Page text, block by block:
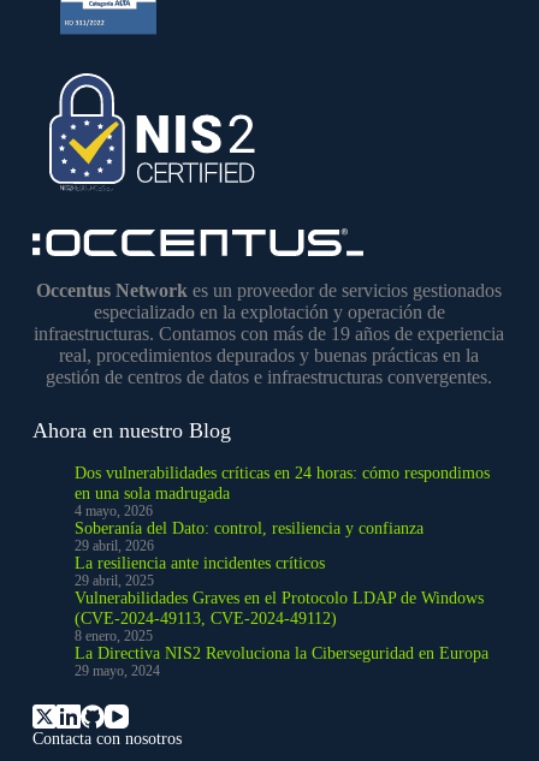
Occentus Network es un proveedor de servicios gestionados
especializado en la explotación y operación de
infraestructuras. Contamos con más de 19 años de experiencia
real, procedimientos depurados y buenas prácticas en la
gestión de centros de datos e infraestructuras convergentes.
Contacta con nosotros
Ahora en nuestro Blog
Dos vulnerabilidades críticas en 24 horas: cómo respondimos
en una sola madrugada
4 mayo, 2026
Soberanía del Dato: control, resiliencia y confianza
29 abril, 2026
La resiliencia ante incidentes críticos
29 abril, 2025
Vulnerabilidades Graves en el Protocolo LDAP de Windows
(CVE-2024-49113, CVE-2024-49112)
8 enero, 2025
La Directiva NIS2 Revoluciona la Ciberseguridad en Europa
29 mayo, 2024